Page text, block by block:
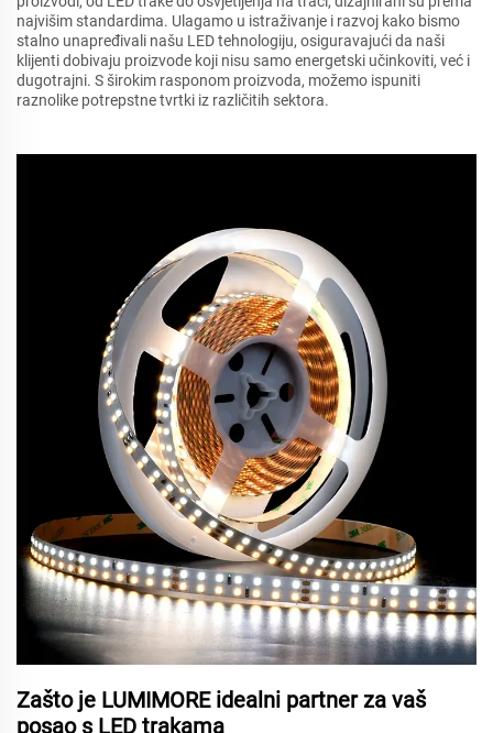
najvišim standardima. Ulagamo u istraživanje i razvoj kako bismo
stalno unapređivali našu LED tehnologiju, osiguravajući da naši
klijenti dobivaju proizvode koji nisu samo energetski učinkoviti, već i
dugotrajni. S širokim rasponom proizvoda, možemo ispuniti
raznolike potrepstne tvrtki iz različitih sektora.
Zašto je LUMIMORE idealni partner za vaš
posao s LED trakama